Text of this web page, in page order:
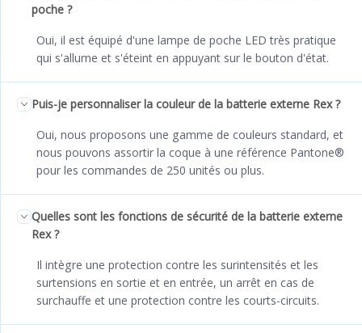
poche ?
Oui, il est équipé d'une lampe de poche LED très pratique
qui s'allume et s'éteint en appuyant sur le bouton d'état.
Puis-je personnaliser la couleur de la batterie externe Rex ?
Oui, nous proposons une gamme de couleurs standard, et
nous pouvons assortir la coque à une référence Pantone®
pour les commandes de 250 unités ou plus.
Quelles sont les fonctions de sécurité de la batterie externe
Rex ?
Il intègre une protection contre les surintensités et les
surtensions en sortie et en entrée, un arrêt en cas de
surchauffe et une protection contre les courts-circuits.